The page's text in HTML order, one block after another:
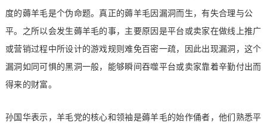
度的薅羊毛是个伪命题。真正的薅羊毛因漏洞而生，有失合理与公
平。之所以会发生薅羊毛的事，主要原因是平台或卖家在做线上推广
或营销过程中所设计的游戏规则难免百密一疏，因此出现漏洞，这个
漏洞如同可惧的黑洞一般，能够瞬间吞噬平台或卖家靠着辛勤付出而
得来的财富。
孙国华表示，羊毛党的核心和领袖是薅羊毛的始作俑者，他们熟悉平